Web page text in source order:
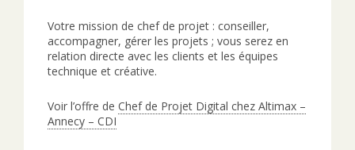
Votre mission de chef de projet : conseiller,
accompagner, gérer les projets ; vous serez en
relation directe avec les clients et les équipes
technique et créative.
Voir l’offre de Chef de Projet Digital chez Altimax –
Annecy – CDI